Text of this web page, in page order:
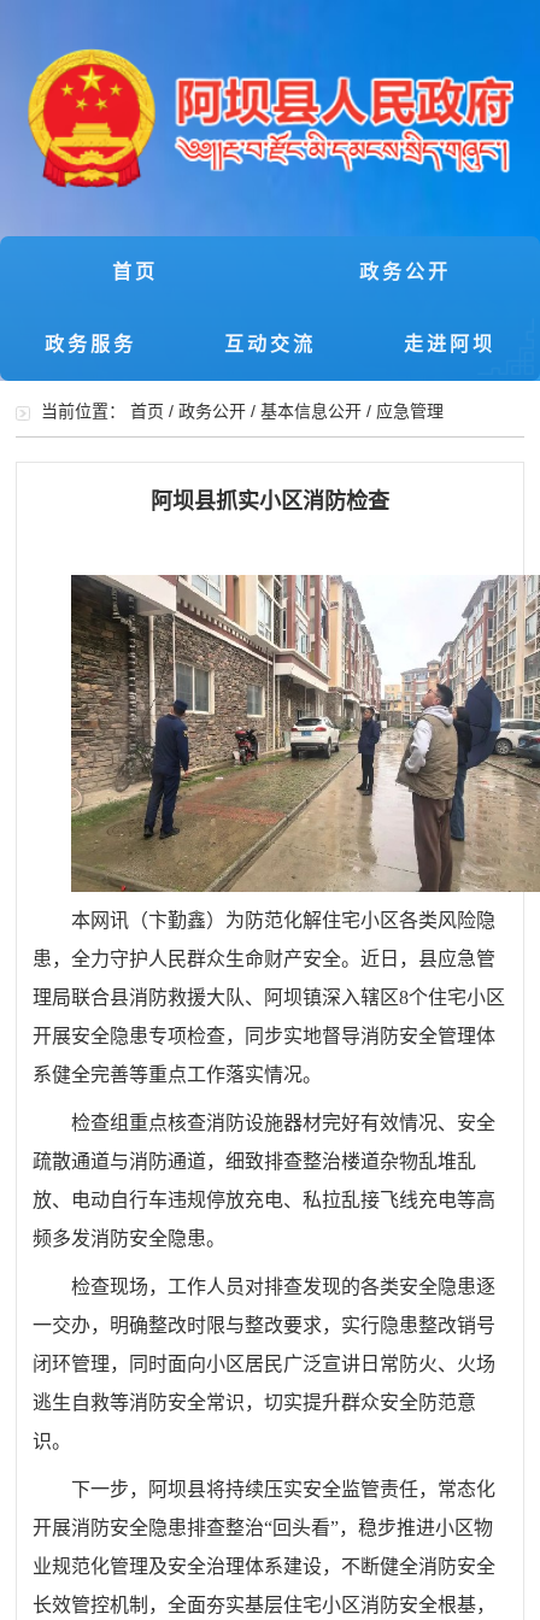
首页 政务公开
政务服务 互动交流 走进阿坝
当前位置：首页 /政务公开 /基本信息公开 / 应急管理
阿坝县抓实小区消防检查
本网讯（卞勤鑫） 为防范化解住宅小区各类风险隐
患，全力守护人民群众生命财产安全。近日，县应急管
理局联合县消防救援大队、阿坝镇深入辖区8个住宅小区
开展安全隐患专项检查，同步实地督导消防安全管理体
系健全完善等重点工作落实情况。
检查组重点核查消防设施器材完好有效情况、安全
疏散通道与消防通道，细致排查整治楼道杂物乱堆乱
放、电动自行车违规停放充电、私拉乱接飞线充电等高
频多发消防安全隐患。
检查现场，工作人员对排查发现的各类安全隐患逐
一交办，明确整改时限与整改要求，实行隐患整改销号
闭环管理，同时面向小区居民广泛宣讲日常防火、火场
逃生自救等消防安全常识，切实提升群众安全防范意
识。
下一步， 阿坝县将持续压实安全监管责任，常态化
开展消防安全隐患排查整治“回头看”，稳步推进小区物
业规范化管理及安全治理体系建设，不断健全消防安全
长效管控机制，全面夯实基层住宅小区消防安全根基，